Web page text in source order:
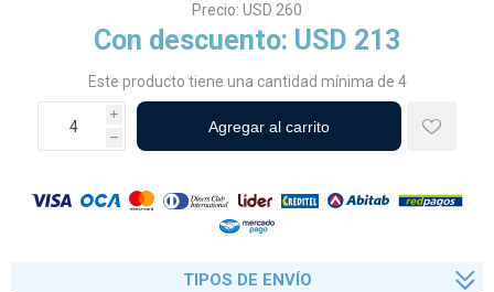
Precio: USD 260
Con descuento: USD 213
Este producto tiene una cantidad mínima de 4
i
h
TIPOS DE ENVÍO